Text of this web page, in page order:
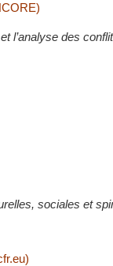
l’analyse des
sociales et